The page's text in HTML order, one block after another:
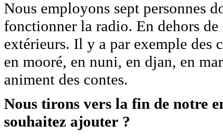
Nous employons sept personnes
fonctionner la radio. En dehors
extérieurs. Il y a par exemple des
en mooré, en nuni, en djan, en
animent des contes.
Nous tirons vers la fin de notre
souhaitez ajouter ?